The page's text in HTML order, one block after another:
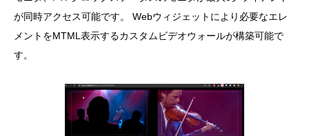
が同時アクセス可能です。 Webウィジェットにより必要なエレ
メントをMTML表示するカスタムビデオウォールが構築可能で
す。